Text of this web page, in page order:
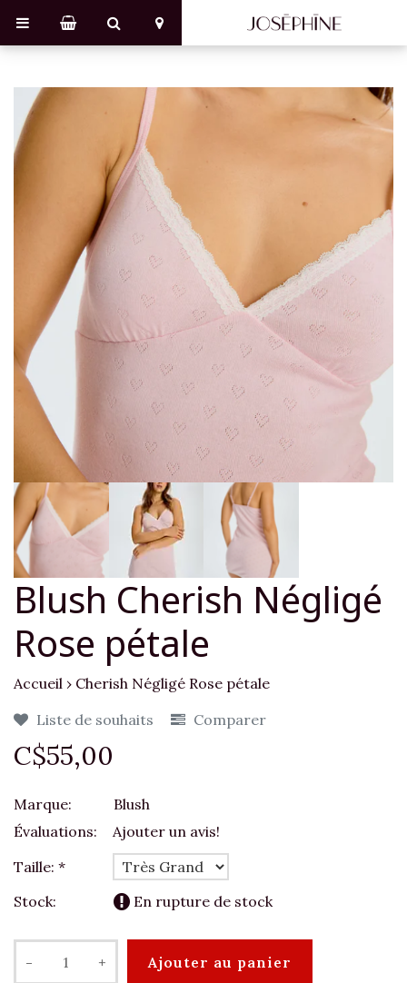
Blush Cherish Négligé
Rose pétale
Accueil › Cherish Négligé Rose pétale
Liste de souhaits
Comparer
C$55,00
Marque:
Blush
Évaluations:
Ajouter un avis!
Taille: *
Stock:
En rupture de stock
- + Ajouter au panier